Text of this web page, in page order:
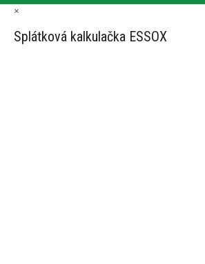
×
Splátková kalkulačka ESSOX